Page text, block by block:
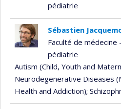
pédiatrie
Sébastien
Faculté de
pédiatrie
Autism (Child, Youth and
Neurodegenerative Diseases
Health and Addiction);